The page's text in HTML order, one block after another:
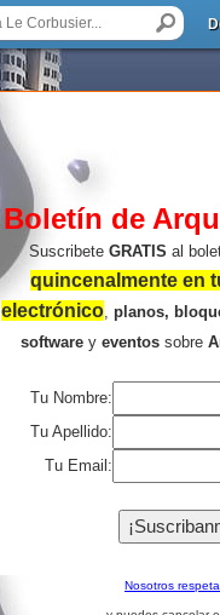
Noticias de
Boletín de
Suscribete GRATIS al
quincenalmente en
electrónico, planos,
softwarey eventossobre
Tu Nombre:
Tu Apellido:
Tu Email:
Nosotros